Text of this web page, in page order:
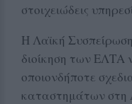
στοιχειώδεις
Η Λαϊκή
διοίκηση των ΕΛΤΑ
οποιονδήποτε
καταστημάτων στη